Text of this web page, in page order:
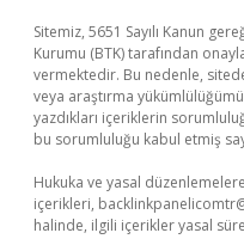
Sitemiz, 5651 Sayılı Kanun
Kurumu (BTK) tarafından
vermektedir. Bu nedenle,
veya araştırma
yazdıkları içeriklerin
bu sorumluluğu kabul etmiş
Hukuka ve yasal
içerikleri,
halinde, ilgili içerikler yasal